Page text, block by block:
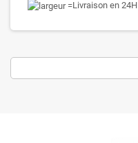
Livraison en 24H